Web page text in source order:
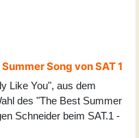
Song von SAT 1
Like You", aus dem
des "The Best Summer
Schneider beim SAT.1 -